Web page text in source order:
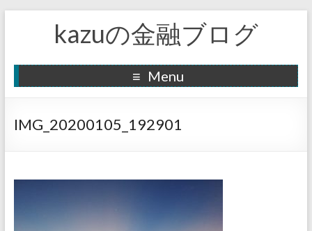
kazuの金融ブログ
Menu
IMG_20200105_192901